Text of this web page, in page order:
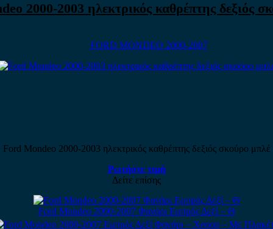
2000-2003 ηλεκτρικός καθρέπτης δεξιός
FORD MONDEO 2000-2007
Ford Mondeo 2000-2003 ηλεκτρικός καθρέπτης δεξιός σκούρο μπλέ
Ρωτήστε τιμή
Δείτε επίσης
Ford Mondeo 2000-2007 Φανάρι Εμπρός Δεξί – Θ